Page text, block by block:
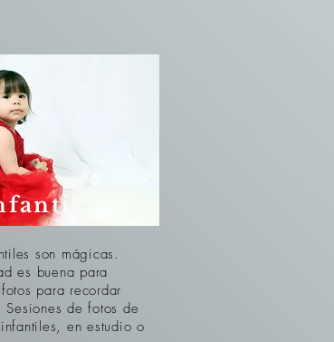
son mágicas.
es buena para
para recordar
de fotos de
en estudio o